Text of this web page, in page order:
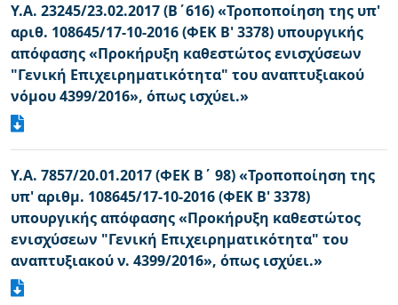
Υ.Α. 23245/23.02.2017 (Β΄616) «Τροποποίηση της υπ'
αριθ. 108645/17-10-2016 (ΦΕΚ Β' 3378) υπουργικής
απόφασης «Προκήρυξη καθεστώτος ενισχύσεων
"Γενική Επιχειρηματικότητα" του αναπτυξιακού
νόμου 4399/2016», όπως ισχύει.»
Υ.Α. 7857/20.01.2017 (ΦΕΚ Β΄ 98) «Τροποποίηση της
υπ' αριθμ. 108645/17-10-2016 (ΦΕΚ Β' 3378)
υπουργικής απόφασης «Προκήρυξη καθεστώτος
ενισχύσεων "Γενική Επιχειρηματικότητα" του
αναπτυξιακού ν. 4399/2016», όπως ισχύει.»